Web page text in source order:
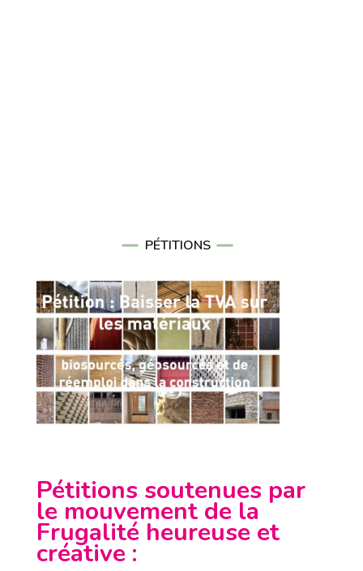
PÉTITIONS
Pétitions soutenues par
le mouvement de la
Frugalité heureuse et
créative :